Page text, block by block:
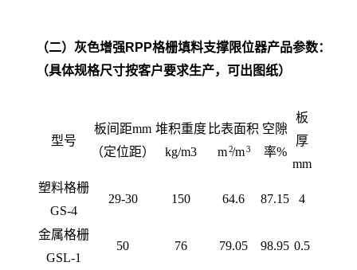
（二）灰色增强RPP格栅填料支撑限位器产品参数：
（具体规格尺寸按客户要求生产，可出图纸）
型号
板间距mm
（定位距）
堆积重度
kg/m3
比表面积
m2/m3
空隙
率%
板
厚
mm
塑料格栅
GS-4
29-30 150 64.6 87.15 4
金属格栅
GSL-1
50 76 79.05 98.95 0.5